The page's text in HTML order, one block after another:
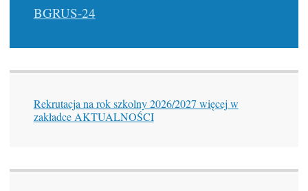
BGRUS-24
Rekrutacja na rok szkolny 2026/2027 więcej w
zakładce AKTUALNOŚCI